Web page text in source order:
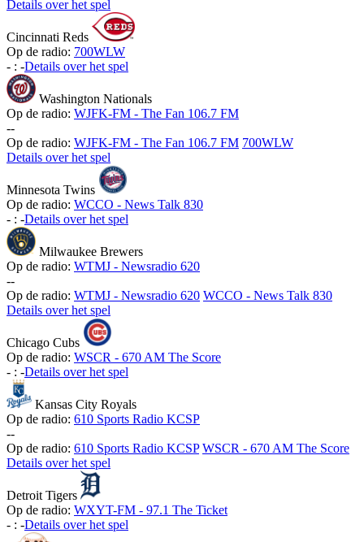
Details over het spel
Cincinnati Reds
Op de radio: 700WLW
- : -Details over het spel
Washington Nationals
Op de radio: WJFK-FM - The Fan 106.7 FM
--
Op de radio: WJFK-FM - The Fan 106.7 FM 700WLW
Details over het spel
Minnesota Twins
Op de radio: WCCO - News Talk 830
- : -Details over het spel
Milwaukee Brewers
Op de radio: WTMJ - Newsradio 620
--
Op de radio: WTMJ - Newsradio 620 WCCO - News Talk 830
Details over het spel
Chicago Cubs
Op de radio: WSCR - 670 AM The Score
- : -Details over het spel
Kansas City Royals
Op de radio: 610 Sports Radio KCSP
--
Op de radio: 610 Sports Radio KCSP WSCR - 670 AM The Score
Details over het spel
Detroit Tigers
Op de radio: WXYT-FM - 97.1 The Ticket
- : -Details over het spel